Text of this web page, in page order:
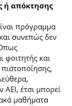
ή απόκτησης
πρόγραμμα
συνεπώς δεν
φοιτητής και
έτσι μπορεί
μαθήματα